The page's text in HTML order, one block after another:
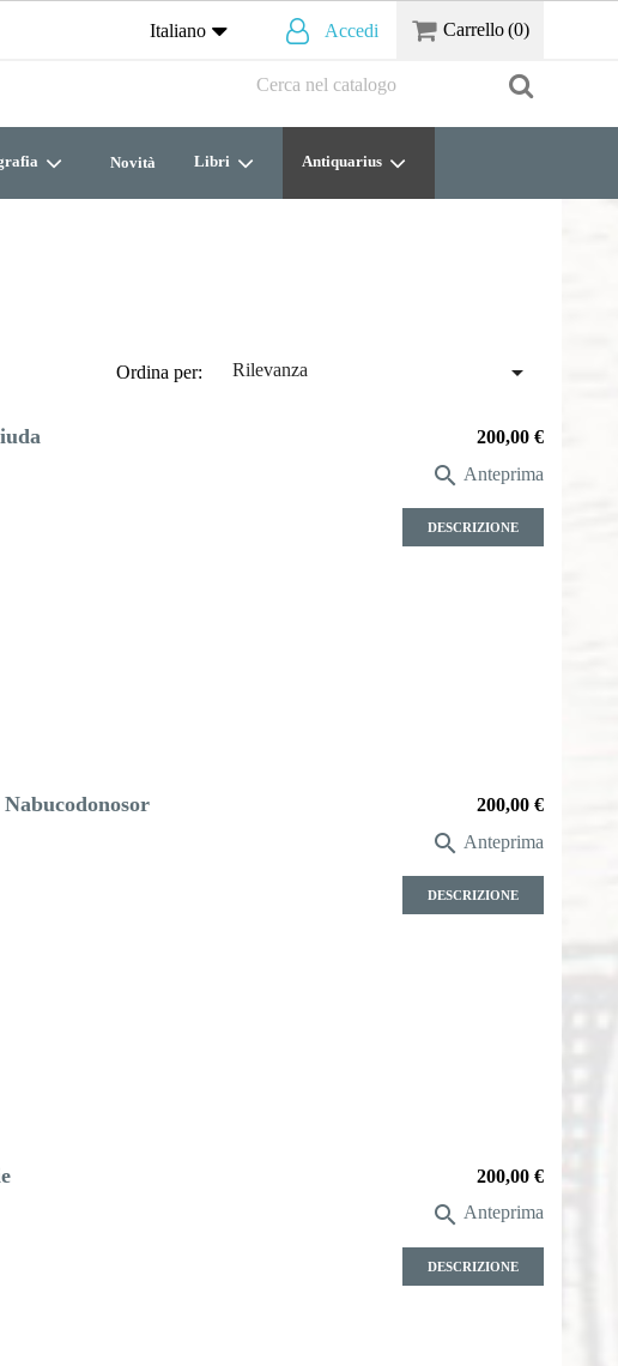
Italiano Accedi Carrello(0)
Novità Libri Antiquarius
Ordina per: Rilevanza 
Prezzo
200,00 €
 Anteprima
DESCRIZIONE
Prezzo
200,00 €
 Anteprima
DESCRIZIONE
Prezzo
200,00 €
 Anteprima
DESCRIZIONE